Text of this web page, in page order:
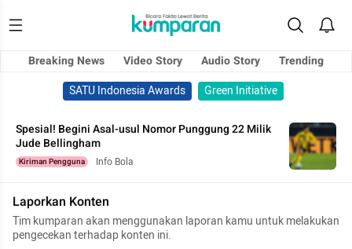
Breaking News Video Story Audio Story
Trending
SATU Indonesia Awards
Green Initiative
Spesial! Begini Asal-usul Nomor Punggung 22 Milik
Jude Bellingham
Kiriman Pengguna Info Bola
Laporkan Konten
Tim kumparan akan menggunakan laporan kamu untuk melakukan
pengecekan terhadap konten ini.